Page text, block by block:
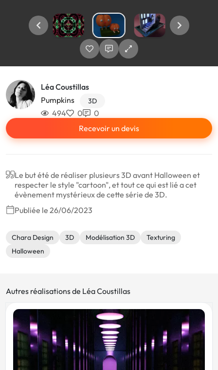
Léa Coustillas
Pumpkins
3D
494 0
0
Recevoir un devis
Le but été de réaliser plusieurs 3D avant Halloween et
respecter le style "cartoon", et tout ce qui est lié a cet
évènement mystérieux de cette série de 3D.
Publiée le 26/06/2023
Chara Design 3D Modélisation 3D
Texturing
Halloween
Autres réalisations de Léa Coustillas